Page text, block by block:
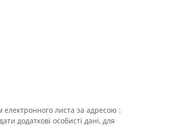
листа за адресою :
додаткові особисті дані, для